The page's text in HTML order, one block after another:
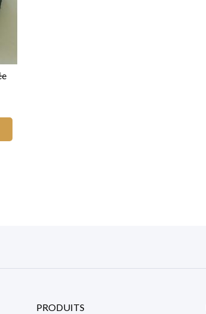
PRODUITS